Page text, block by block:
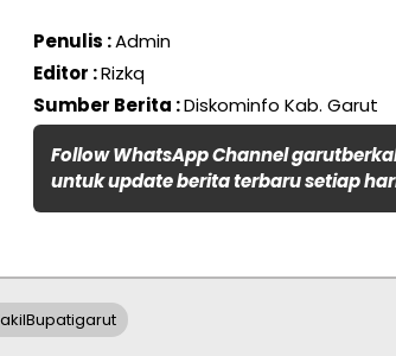
Penulis :Admin
Editor :Rizkq
Sumber Berita :Diskominfo Kab. Garut
Follow WhatsApp Channel
untuk update berita terbaru setiap